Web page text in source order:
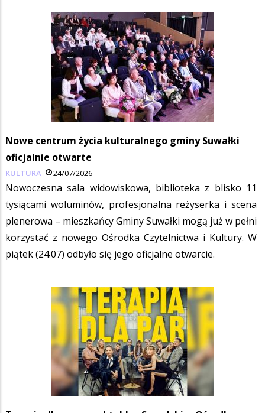
Nowe centrum życia kulturalnego gminy Suwałki
oficjalnie otwarte
KULTURA 24/07/2026
Nowoczesna sala widowiskowa, biblioteka z blisko 11
tysiącami woluminów, profesjonalna reżyserka i scena
plenerowa – mieszkańcy Gminy Suwałki mogą już w pełni
korzystać z nowego Ośrodka Czytelnictwa i Kultury. W
piątek (24.07) odbyło się jego oficjalne otwarcie.